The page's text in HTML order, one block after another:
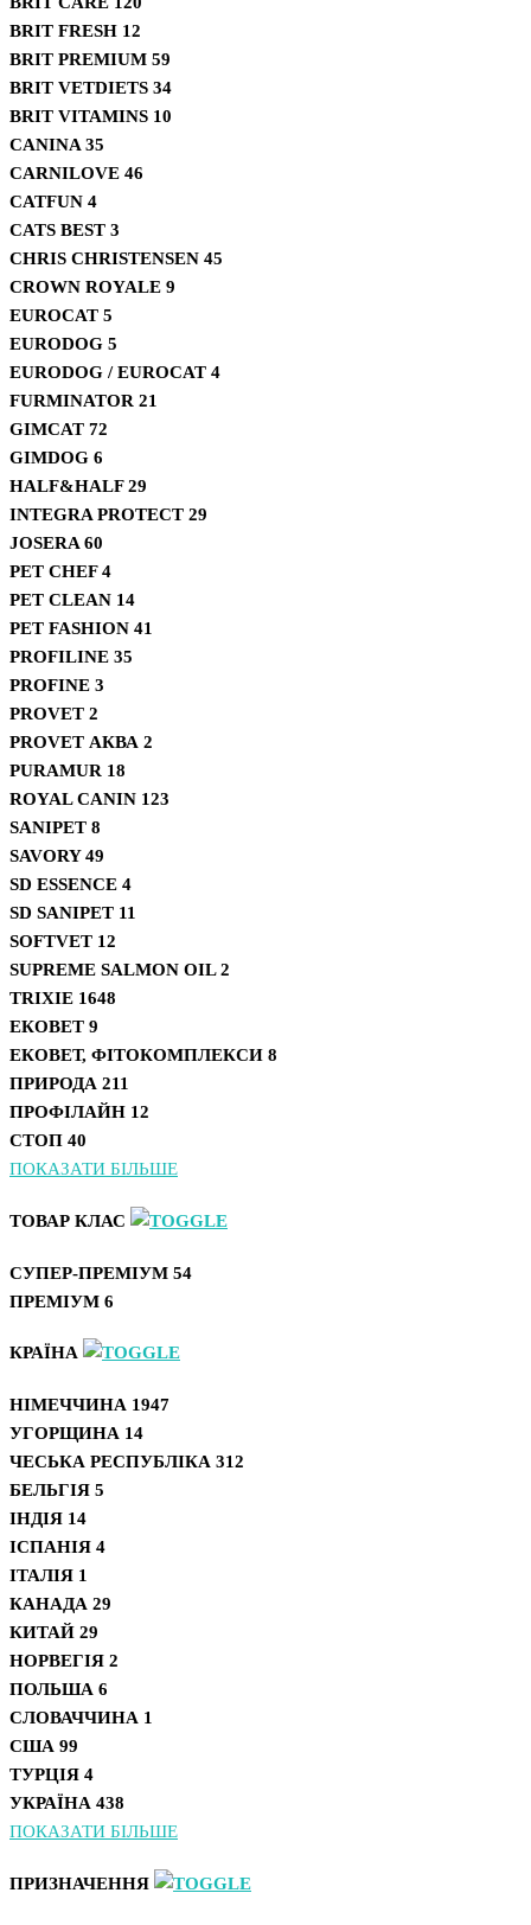
BRIT FRESH 12
BRIT PREMIUM 59
BRIT VETDIETS 34
BRIT VITAMINS 10
CANINA 35
CARNILOVE 46
CATFUN 4
CATS BEST 3
CHRIS CHRISTENSEN 45
CROWN ROYALE 9
EUROCAT 5
EURODOG 5
EURODOG / EUROCAT 4
FURMINATOR 21
GIMCAT 72
GIMDOG 6
HALF&HALF29
INTEGRA PROTECT 29
JOSERA 60
PET CHEF4
PET CLEAN 14
PET FASHION 41
PROFILINE 35
PROFINE 3
PROVET 2
PROVET АКВА 2
PURAMUR 18
ROYAL CANIN 123
SANIPET 8
SAVORY49
SD ESSENCE 4
SD SANIPET 11
SOFTVET 12
SUPREME SALMON OIL2
TRIXIE 1648
ЕКОВЕТ 9
ЕКОВЕТ, ФІТОКОМПЛЕКСИ 8
ПРИРОДА 211
ПРОФІЛАЙН 12
СТОП 40
ПОКАЗАТИ БІЛЬШЕ
ТОВАР КЛАС
СУПЕР-ПРЕМІУМ 54
ПРЕМІУМ 6
КРАЇНА
НІМЕЧЧИНА 1947
УГОРЩИНА 14
ЧЕСЬКА РЕСПУБЛІКА 312
БЕЛЬГІЯ 5
ІНДІЯ 14
ІСПАНІЯ 4
ІТАЛІЯ 1
КАНАДА 29
КИТАЙ 29
НОРВЕГІЯ 2
ПОЛЬША 6
СЛОВАЧЧИНА 1
США 99
ТУРЦІЯ 4
УКРАЇНА 438
ПОКАЗАТИ БІЛЬШЕ
ПРИЗНАЧЕННЯ